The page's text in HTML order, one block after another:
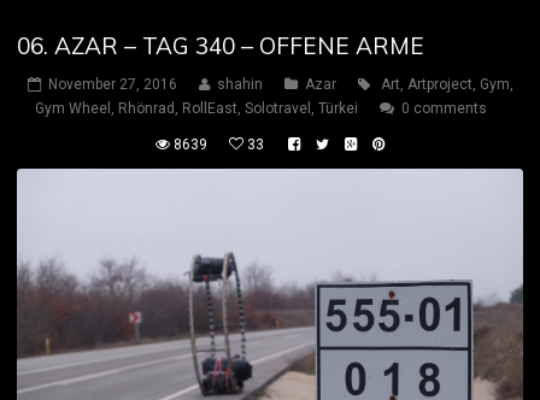
06. AZAR – TAG 340 – OFFENE ARME
November 27, 2016 shahin Azar Art, Artproject, Gym,
Gym Wheel , Rhönrad , RollEast, Solotravel , Türkei 0 comments
8639 33